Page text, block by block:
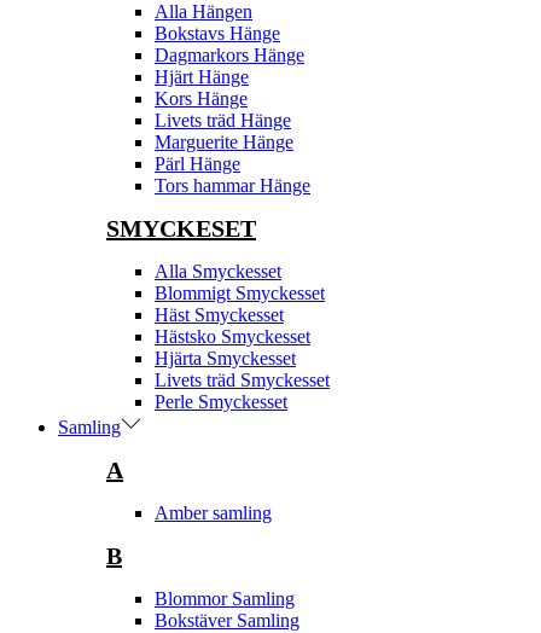
Alla Hängen
Bokstavs Hänge
Dagmarkors Hänge
Hjärt Hänge
Kors Hänge
Livets träd Hänge
Marguerite Hänge
Pärl Hänge
Tors hammar Hänge
SMYCKESET
Alla Smyckesset
Blommigt Smyckesset
Häst Smyckesset
Hästsko Smyckesset
Hjärta Smyckesset
Livets träd Smyckesset
Perle Smyckesset
Samling
A
Amber samling
B
Blommor Samling
Bokstäver Samling